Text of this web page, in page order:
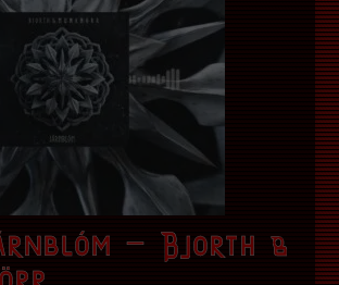
– Bjorth &